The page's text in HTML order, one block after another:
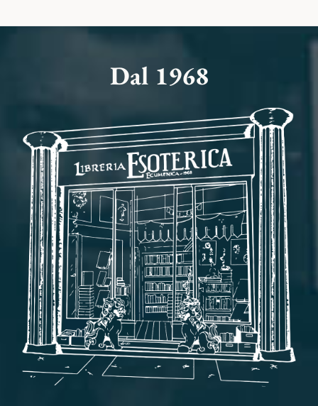
Dal 1968